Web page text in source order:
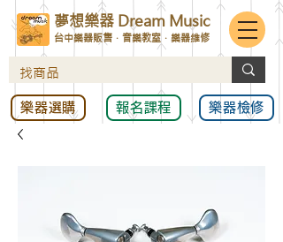
樂器選購 報名課程 樂器檢修
夢想樂器 Dream Music
台中樂器販售．音樂教室．樂器維修